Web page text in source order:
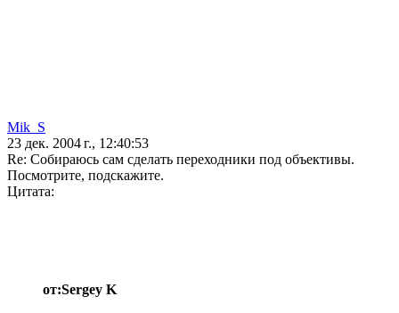
Mik_S
23 дек. 2004 г., 12:40:53
Re: Собираюсь сам сделать переходники под объективы.
Посмотрите, подскажите.
Цитата:
от:Sergey K